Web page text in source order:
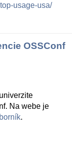
usage-usa/
OSSConf
Na webe je
.